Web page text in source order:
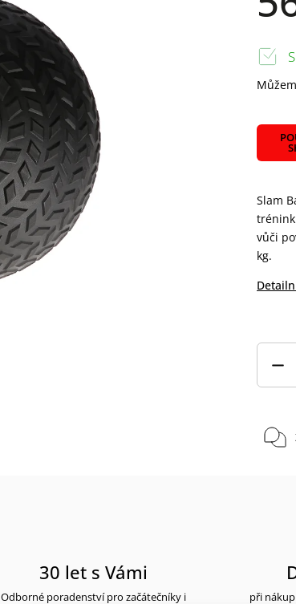
Slam
vůči
kg.
30 let s Vámi
Odborné poradenství pro začátečníky i
při